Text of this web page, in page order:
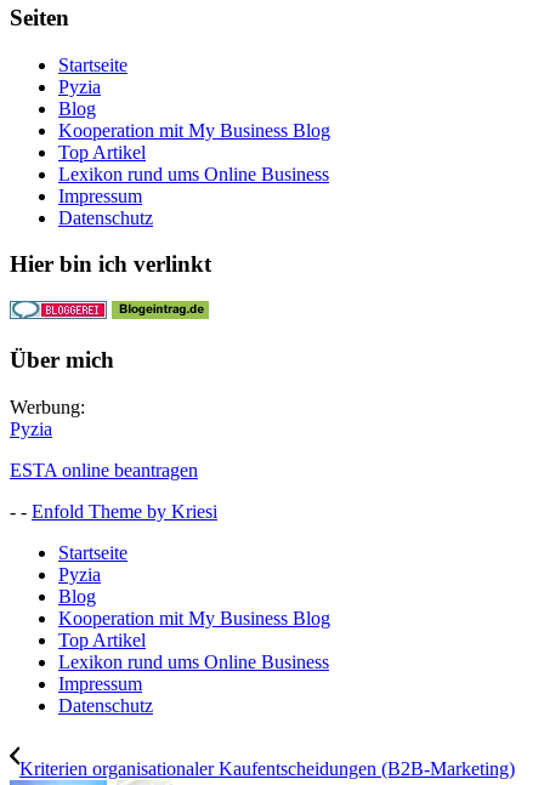
Seiten
Startseite
Pyzia
Blog
Kooperation mit My Business Blog
Top Artikel
Lexikon rund ums Online Business
Impressum
Datenschutz
Hier bin ich verlinkt
Über mich
Werbung:
Pyzia
ESTA online beantragen
- - Enfold Theme by Kriesi
Startseite
Pyzia
Blog
Kooperation mit My Business Blog
Top Artikel
Lexikon rund ums Online Business
Impressum
Datenschutz
Kriterien organisationaler Kaufentscheidungen (B2B-Marketing)